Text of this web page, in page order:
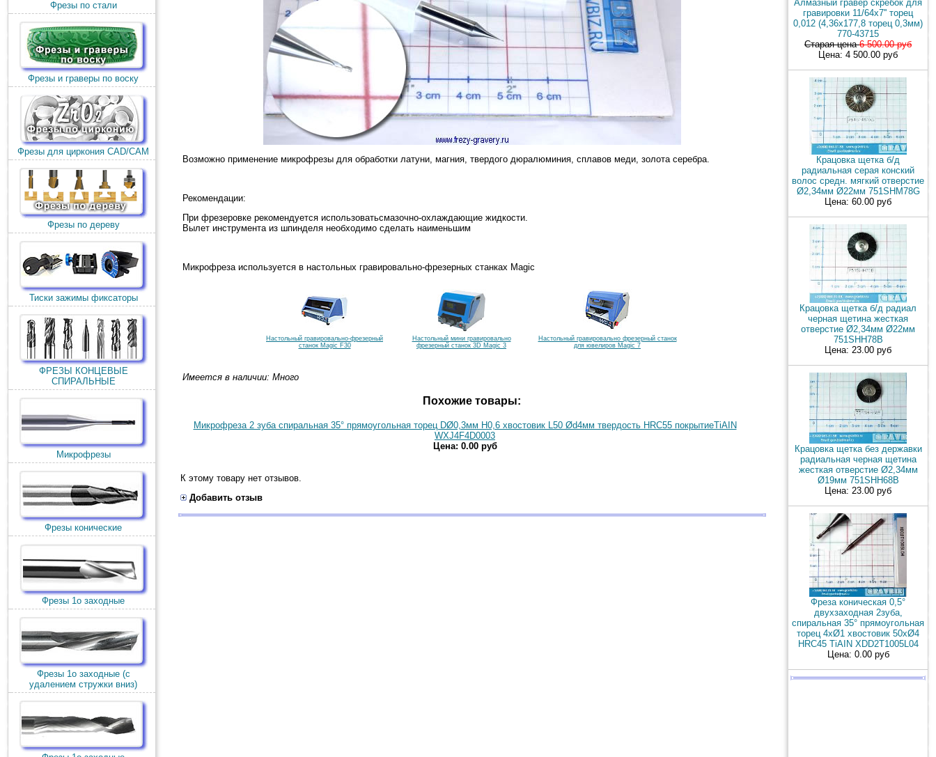
Фрезы по стали
Фрезы и граверы по воску
Фрезы для циркония CAD/CAM
Фрезы по дереву
Тиски зажимы фиксаторы
ФРЕЗЫ КОНЦЕВЫЕ
СПИРАЛЬНЫЕ
Микрофрезы
Фрезы конические
Фрезы 1о заходные
Фрезы 1о заходные (c
удалением стружки вниз)
Возможно применение микрофрезы для обработки латуни, магния, твердого дюралюминия, сплавов меди, золота серебра.
Рекомендации:
При фрезеровке рекомендуется использоватьсмазочно-охлаждающие жидкости.
Вылет инструмента из шпинделя необходимо сделать наименьшим
Микрофреза используется в настольных гравировально-фрезерных станках Magic
Настольный гравировально-фрезерный
станок Magic F30
Настольный мини гравировально
фрезерный станок 3D Magic 3
Настольный гравировально фрезерный станок
для ювелиров Magic 7
Имеется в наличии: Много
Похожие товары:
Микрофреза 2 зуба спиральная 35° прямоугольная торец DØ0,3мм H0,6 хвостовик L50 Ød4мм твердость HRC55 покрытиеTiAIN
WXJ4F4D0003
Цена: 0.00 руб
К этому товару нет отзывов.
Добавить отзыв
Алмазный гравер скребок для
гравировки 11/64x7'' торец
0,012 (4,36х177,8 торец 0,3мм)
770-43715
Старая цена6 500.00 руб
Цена: 4 500.00 руб
Крацовка щетка б/д
радиальная серая конский
волос средн. мягкий отверстие
Ø2,34мм Ø22мм 751SHM78G
Цена: 60.00 руб
Крацовка щетка б/д радиал
черная щетина жесткая
отверстие Ø2,34мм Ø22мм
751SHH78B
Цена: 23.00 руб
Крацовка щетка без державки
радиальная черная щетина
жесткая отверстие Ø2,34мм
Ø19мм 751SHH68B
Цена: 23.00 руб
Фреза коническая 0,5°
двухзаходная 2зуба,
спиральная 35° прямоугольная
торец 4xØ1 хвостовик 50хØ4
HRC45 TiAIN XDD2T1005L04
Цена: 0.00 руб